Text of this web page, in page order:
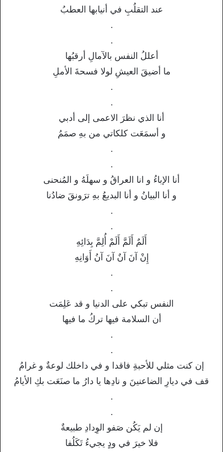
عند التقلُبِ في أنيابها العطبُ
.
.
أعللُ النفس بالآمالِ أرقبُها
ما أضيقَ العيشِ لولا فسحةَ الأملِ
.
.
أنا الذي نظرَ الاعمى إلى أدبي
و أسمَعَت كلكاتي من بهِ صمَمُ
.
.
أنا الإباءُ و انا العراقُ و سهلَهُ و المُنحنى
و أنا البيانُ و أنا البديعُ بهِ ترَونقَ ضادُنا
.
.
أَلَمٌ أَلَمَّ أَلَمْ أُلِمَّ بِدَائِهِ
إِنْ آنَ آنٌ آنَ آنُ أَوَانِهِ
.
.
النفس تبكي على الدنيا و قد عَلِمَت
أن السلامة فيها تركُ ما فيها
.
.
إن كنت مثلي للأحبةِ فاقدا و في داخلك لوعةٌ و غرامُ
قف في ديارِ الضاعنينَ و نادِها يا دارُ ما صنَعَت بكِ الأيامُ
.
.
إن لم يَكُن صَفو الوِدادِ طبيعةٌ
فلا خيرَ في ودٍ يجيءُ تَكَلُفا